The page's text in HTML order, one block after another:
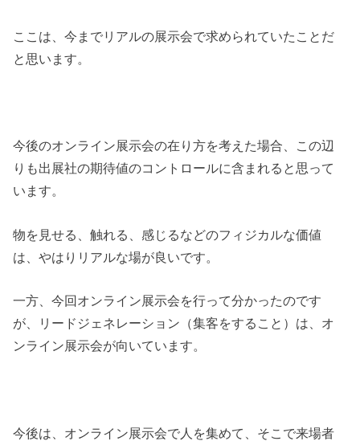
ここは、今までリアルの展示会で求められていたことだ
と思います。
今後のオンライン展示会の在り方を考えた場合、この辺
りも出展社の期待値のコントロールに含まれると思って
います。
物を見せる、触れる、感じるなどのフィジカルな価値
は、やはりリアルな場が良いです。
一方、今回オンライン展示会を行って分かったのです
が、リードジェネレーション（集客をすること）は、オ
ンライン展示会が向いています。
今後は、オンライン展示会で人を集めて、そこで来場者